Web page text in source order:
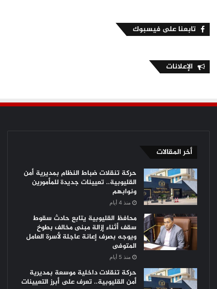
تابعنا على فيسبوك
الإعلانات
أخر المقالات
حركة تنقلات ضباط النظام بمديرية أمن
القليوبية.. تعيينات جديدة للمأمورين
ونوابهم
منذ 4 أيام
محافظ القليوبية يتابع حادث سقوط
سقف أثناء إزالة مبنى مخالف بطوخ
ويوجه بصرف إعانة عاجلة لأسرة العامل
المتوفى
منذ 5 أيام
حركة تنقلات داخلية موسعة بمديرية
أمن القليوبية.. تعرف على أبرز التعيينات